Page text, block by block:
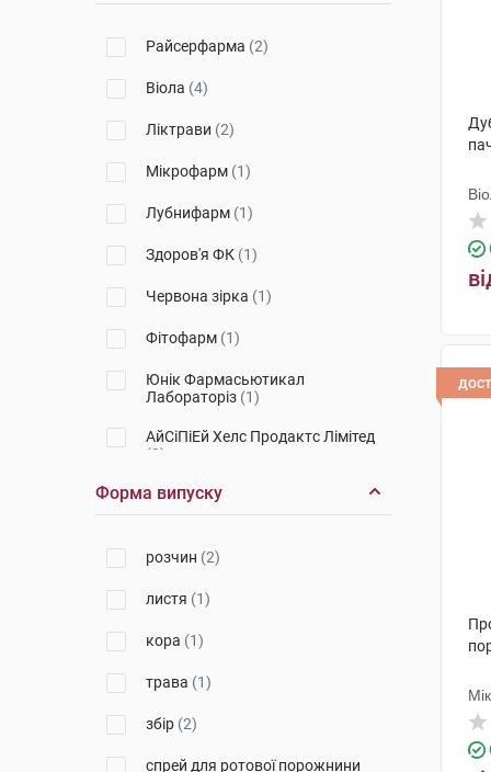
Райсерфарма (2)
Віола (4)
Ліктрави (2)
Мікрофарм (1)
Лубнифарм (1)
Здоров'я ФК (1)
Червона зірка (1)
Фітофарм (1)
Юнік Фармасьютикал
Лабораторіз (1)
АйСіПіЕй Хелс Продактc Лімітед
(3)
Абді Ібрахім Ілач Санаї ве
Тіджарет(2)
Стада Арцнайміттель
Фітофарм Кленка
Ай-Сі-Ен Польфа Жешув
Лабораторіум Санітатіс, С.Л.
Фармак
Дарниця ФФ(2)
Форма випуску
розчин (2)
листя (1)
кора (1)
трава (1)
збір (2)
спрей для ротової порожнини